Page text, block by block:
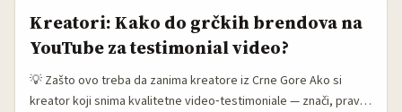
Kreatori: Kako do grčkih brendova na
YouTube za testimonial video?
💡 Zašto ovo treba da zanima kreatore iz Crne Gore Ako si
kreator koji snima kvalitetne video‑testimoniale — znači, praveš